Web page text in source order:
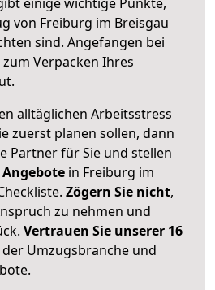
von Freiburg im Breisgau
sind. Angefangen bei
Verpacken Ihres
alltäglichen Arbeitsstress
zuerst planen sollen, dann
Partner für Sie und stellen
in Freiburg im
Zögern Sie nicht,
zu nehmen und
Vertrauen Sie unserer 16
der Umzugsbranche und